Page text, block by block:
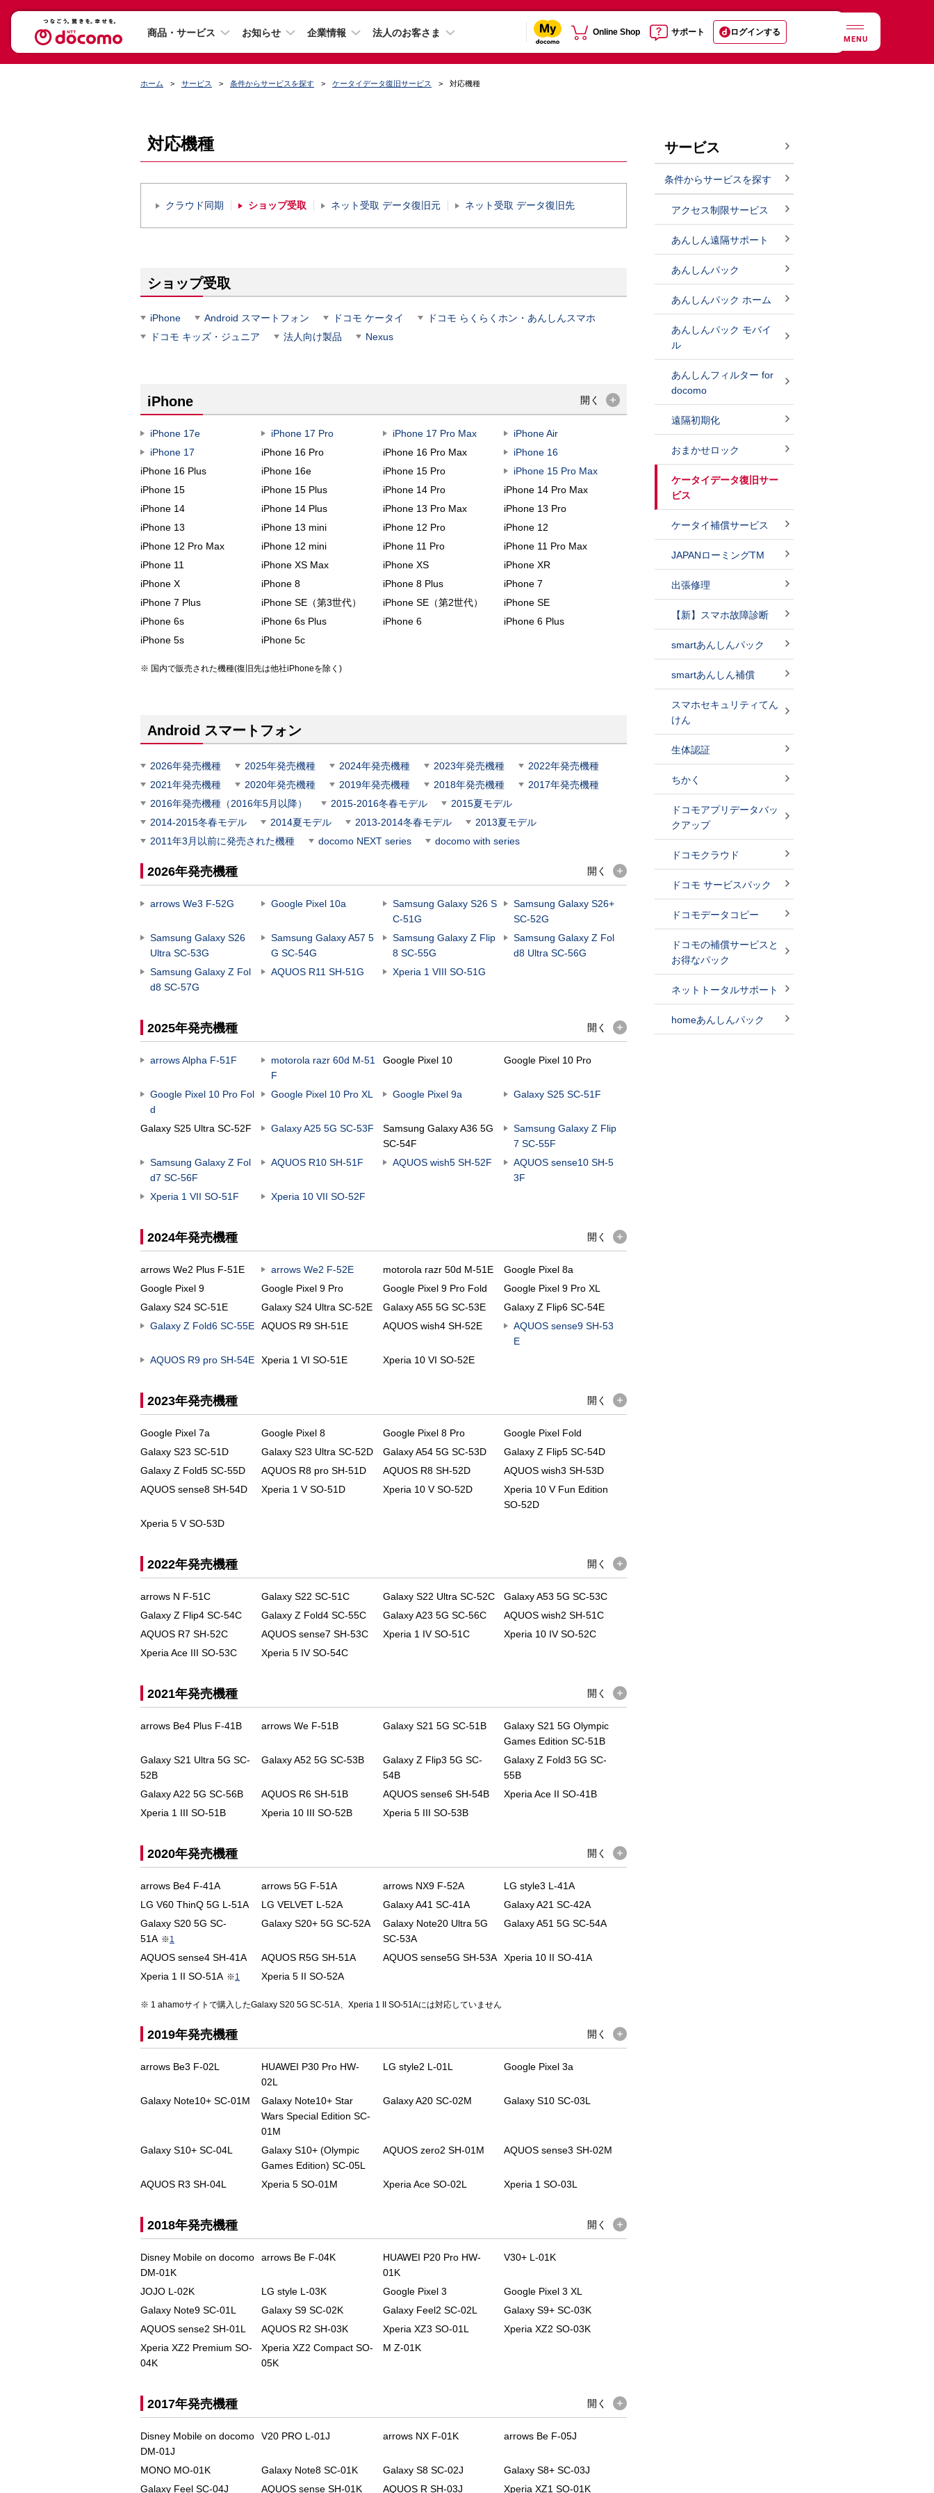
商品・サービス お知らせ 企業情報 法人のお客さま Online Shop サポート ログインする
MENU
ホーム サービス 条件からサービスを探す ケータイデータ復旧サービス 対応機種
対応機種
クラウド同期 ショップ受取 ネット受取 データ復旧元 ネット受取 データ復旧先
ショップ受取
iPhone Android スマートフォン ドコモ ケータイ
ドコモ らくらくホン・あんしんスマホ
ドコモ キッズ・ジュニア
法人向け製品 Nexus
iPhone 開く
iPhone 17e iPhone 17 Pro iPhone 17 Pro Max
iPhone Air
iPhone 17
iPhone 16 Pro iPhone 16 Pro Max
iPhone 16
iPhone 16 Plus
iPhone 16e iPhone 15 Pro
iPhone 15 Pro Max
iPhone 15
iPhone 15 Plus iPhone 14 Pro
iPhone 14 Pro Max
iPhone 14
iPhone 14 Plus iPhone 13 Pro Max
iPhone 13 Pro
iPhone 13
iPhone 13 mini iPhone 12 Pro
iPhone 12
iPhone 12 Pro Max
iPhone 12 mini iPhone 11 Pro
iPhone 11 Pro Max
iPhone 11
iPhone XS Max iPhone XS
iPhone XR
iPhone X
iPhone 8 iPhone 8 Plus
iPhone 7
iPhone 7 Plus
iPhone SE（第3世代） iPhone SE（第2世代）
iPhone SE
iPhone 6s
iPhone 6s Plus iPhone 6
iPhone 6 Plus
iPhone 5s
iPhone 5c
国内で販売された機種(復旧先は他社iPhoneを除く)
Android スマートフォン
2026年発売機種 2025年発売機種 2024年発売機種 2023年発売機種
2022年発売機種
2021年発売機種
2020年発売機種 2019年発売機種 2018年発売機種
2017年発売機種
2016年発売機種（2016年5月以降）
2015-2016冬春モデル
2015夏モデル
2014-2015冬春モデル
2014夏モデル 2013-2014冬春モデル
2013夏モデル
2011年3月以前に発売された機種
docomo NEXT series docomo with series
2026年発売機種 開く
arrows We3 F-52G Google Pixel 10a
Samsung Galaxy S26 S
C-51G
Samsung Galaxy S26+
SC-52G
Samsung Galaxy S26
Ultra SC-53G
Samsung Galaxy A57 5
G SC-54G
Samsung Galaxy Z Flip
8 SC-55G
Samsung Galaxy Z Fol
d8 Ultra SC-56G
Samsung Galaxy Z Fol
d8 SC-57G
AQUOS R11 SH-51G Xperia 1 VIII SO-51G
2025年発売機種 開く
arrows Alpha F-51F
motorola razr 60d M-51
F
Google Pixel 10​ Google Pixel 10 Pro
Google Pixel 10 Pro Fol
d
Google Pixel 10 Pro XL Google Pixel 9a Galaxy S25 SC-51F
Galaxy S25 Ultra SC-52F Galaxy A25 5G SC-53F
Samsung Galaxy A36 5G
SC-54F
Samsung Galaxy Z Flip
7 SC-55F
Samsung Galaxy Z Fol
d7 SC-56F
AQUOS R10 SH-51F AQUOS wish5 SH-52F
AQUOS sense10 SH-5
3F
Xperia 1 VII SO-51F
Xperia 10 VII SO-52F
2024年発売機種 開く
arrows We2 Plus F-51E arrows We2 F-52E motorola razr 50d M-51E
Google Pixel 8a
Google Pixel 9
Google Pixel 9 Pro Google Pixel 9 Pro Fold
Google Pixel 9 Pro XL
Galaxy S24 SC-51E
Galaxy S24 Ultra SC-52E Galaxy A55 5G SC-53E
Galaxy Z Flip6 SC-54E
Galaxy Z Fold6 SC-55E
AQUOS R9 SH-51E AQUOS wish4 SH-52E
AQUOS sense9 SH-53
E
AQUOS R9 pro SH-54E
Xperia 1 VI SO-51E Xperia 10 VI SO-52E
2023年発売機種 開く
Google Pixel 7a Google Pixel 8 Google Pixel 8 Pro
Google Pixel Fold
Galaxy S23 SC-51D
Galaxy S23 Ultra SC-52D Galaxy A54 5G SC-53D
Galaxy Z Flip5 SC-54D
Galaxy Z Fold5 SC-55D
AQUOS R8 pro SH-51D AQUOS R8 SH-52D
AQUOS wish3 SH-53D
AQUOS sense8 SH-54D
Xperia 1 V SO-51D Xperia 10 V SO-52D
Xperia 10 V Fun Edition
SO-52D
Xperia 5 V SO-53D
2022年発売機種 開く
arrows N F-51C Galaxy S22 SC-51C Galaxy S22 Ultra SC-52C
Galaxy A53 5G SC-53C
Galaxy Z Flip4 SC-54C
Galaxy Z Fold4 SC-55C Galaxy A23 5G SC-56C
AQUOS wish2 SH-51C
AQUOS R7 SH-52C
AQUOS sense7 SH-53C Xperia 1 IV SO-51C
Xperia 10 IV SO-52C
Xperia Ace III SO-53C
Xperia 5 IV SO-54C
2021年発売機種 開く
arrows Be4 Plus F-41B arrows We F-51B Galaxy S21 5G SC-51B
Galaxy S21 5G Olympic
Games Edition SC-51B
Galaxy S21 Ultra 5G SC-
52B
Galaxy A52 5G SC-53B
Galaxy Z Flip3 5G SC-
54B
Galaxy Z Fold3 5G SC-
55B
Galaxy A22 5G SC-56B
AQUOS R6 SH-51B AQUOS sense6 SH-54B
Xperia Ace II SO-41B
Xperia 1 III SO-51B
Xperia 10 III SO-52B Xperia 5 III SO-53B
2020年発売機種 開く
arrows Be4 F-41A arrows 5G F-51A arrows NX9 F-52A
LG style3 L-41A
LG V60 ThinQ 5G L-51A
LG VELVET L-52A Galaxy A41 SC-41A
Galaxy A21 SC-42A
Galaxy S20 5G SC-
51A ※1
Galaxy S20+ 5G SC-52A
Galaxy Note20 Ultra 5G
SC-53A
Galaxy A51 5G SC-54A
AQUOS sense4 SH-41A AQUOS R5G SH-51A AQUOS sense5G SH-53A
Xperia 10 II SO-41A
Xperia 1 II SO-51A ※1 Xperia 5 II SO-52A
1 ahamoサイトで購入したGalaxy S20 5G SC-51A、Xperia 1 II SO-51Aには対応していません
2019年発売機種 開く
arrows Be3 F-02L
HUAWEI P30 Pro HW-
02L
LG style2 L-01L Google Pixel 3a
Galaxy Note10+ SC-01M
Galaxy Note10+ Star
Wars Special Edition SC-
01M
Galaxy A20 SC-02M Galaxy S10 SC-03L
Galaxy S10+ SC-04L
Galaxy S10+ (Olympic
Games Edition) SC-05L
AQUOS zero2 SH-01M AQUOS sense3 SH-02M
AQUOS R3 SH-04L Xperia 5 SO-01M Xperia Ace SO-02L Xperia 1 SO-03L
2018年発売機種 開く
Disney Mobile on docomo
DM-01K
arrows Be F-04K
HUAWEI P20 Pro HW-
01K
V30+ L-01K
JOJO L-02K LG style L-03K Google Pixel 3
Google Pixel 3 XL
Galaxy Note9 SC-01L
Galaxy S9 SC-02K Galaxy Feel2 SC-02L
Galaxy S9+ SC-03K
AQUOS sense2 SH-01L
AQUOS R2 SH-03K Xperia XZ3 SO-01L
Xperia XZ2 SO-03K
Xperia XZ2 Premium SO-
04K
Xperia XZ2 Compact SO-
05K
M Z-01K
2017年発売機種 開く
Disney Mobile on docomo
DM-01J
V20 PRO L-01J arrows NX F-01K arrows Be F-05J
MONO MO-01K Galaxy Note8 SC-01K Galaxy S8 SC-02J
Galaxy S8+ SC-03J
Galaxy Feel SC-04J
AQUOS sense SH-01K AQUOS R SH-03J Xperia XZ1 SO-01K
サービス
条件からサービスを探す
アクセス制限サービス
あんしん遠隔サポート
あんしんパック
あんしんパック ホーム
あんしんパック モバイ
ル
あんしんフィルター for
docomo
遠隔初期化
おまかせロック
ケータイデータ復旧サー
ビス
ケータイ補償サービス
JAPANローミングTM
出張修理
【新】スマホ故障診断
smartあんしんパック
smartあんしん補償
スマホセキュリティてん
けん
生体認証
ちかく
ドコモアプリデータバッ
クアップ
ドコモクラウド
ドコモ サービスパック
ドコモデータコピー
ドコモの補償サービスと
お得なパック
ネットトータルサポート
homeあんしんパック